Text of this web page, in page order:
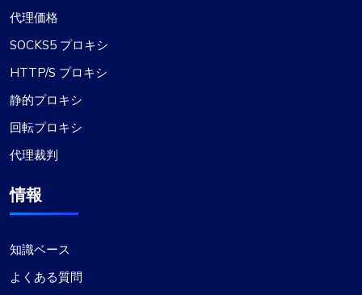
プロキシサービスにおける卓越した価値
これは間違いなく、価格の割には最高のプロキシ
サービスです。同社が現在の水準を維持してくれ
ることを願っています。私は proxycompass で 2
つのプロキシ パッケージを使用しています。1 つ
は静的プロキシ用、もう 1 つはローテーション プ
マンスには非常に満足しています。
代理価格
SOCKS5 プロキシ
HTTP/S プロキシ
静的プロキシ
回転プロキシ
代理裁判
情報
知識ベース
よくある質問